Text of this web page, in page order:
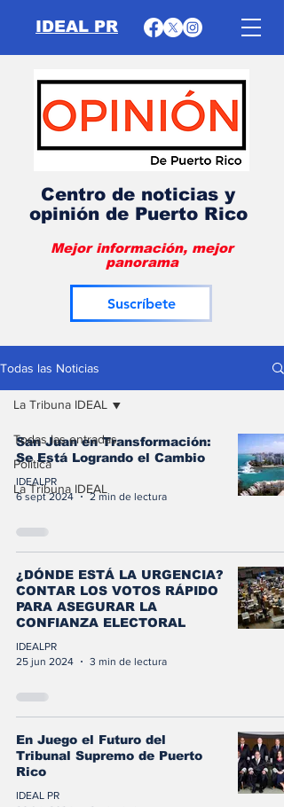
IDEAL PR
Centro de noticias y
opinión de Puerto Rico
Mejor información, mejor
panorama
Suscríbete
Todas las Noticias
Todas las entradas
Política
La Tribuna IDEAL
La Tribuna IDEAL
San Juan en Transformación:
Se Está Logrando el Cambio
IDEALPR
6 sept 2024
2 min de lectura
¿DÓNDE ESTÁ LA URGENCIA?
CONTAR LOS VOTOS RÁPIDO
PARA ASEGURAR LA
CONFIANZA ELECTORAL
IDEALPR
25 jun 2024
3 min de lectura
En Juego el Futuro del
Tribunal Supremo de Puerto
Rico
IDEAL PR